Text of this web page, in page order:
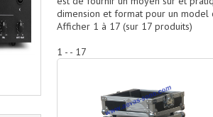
dimension et format pour un model
Afficher 1 à 17(sur 17produits)
1 - - 17